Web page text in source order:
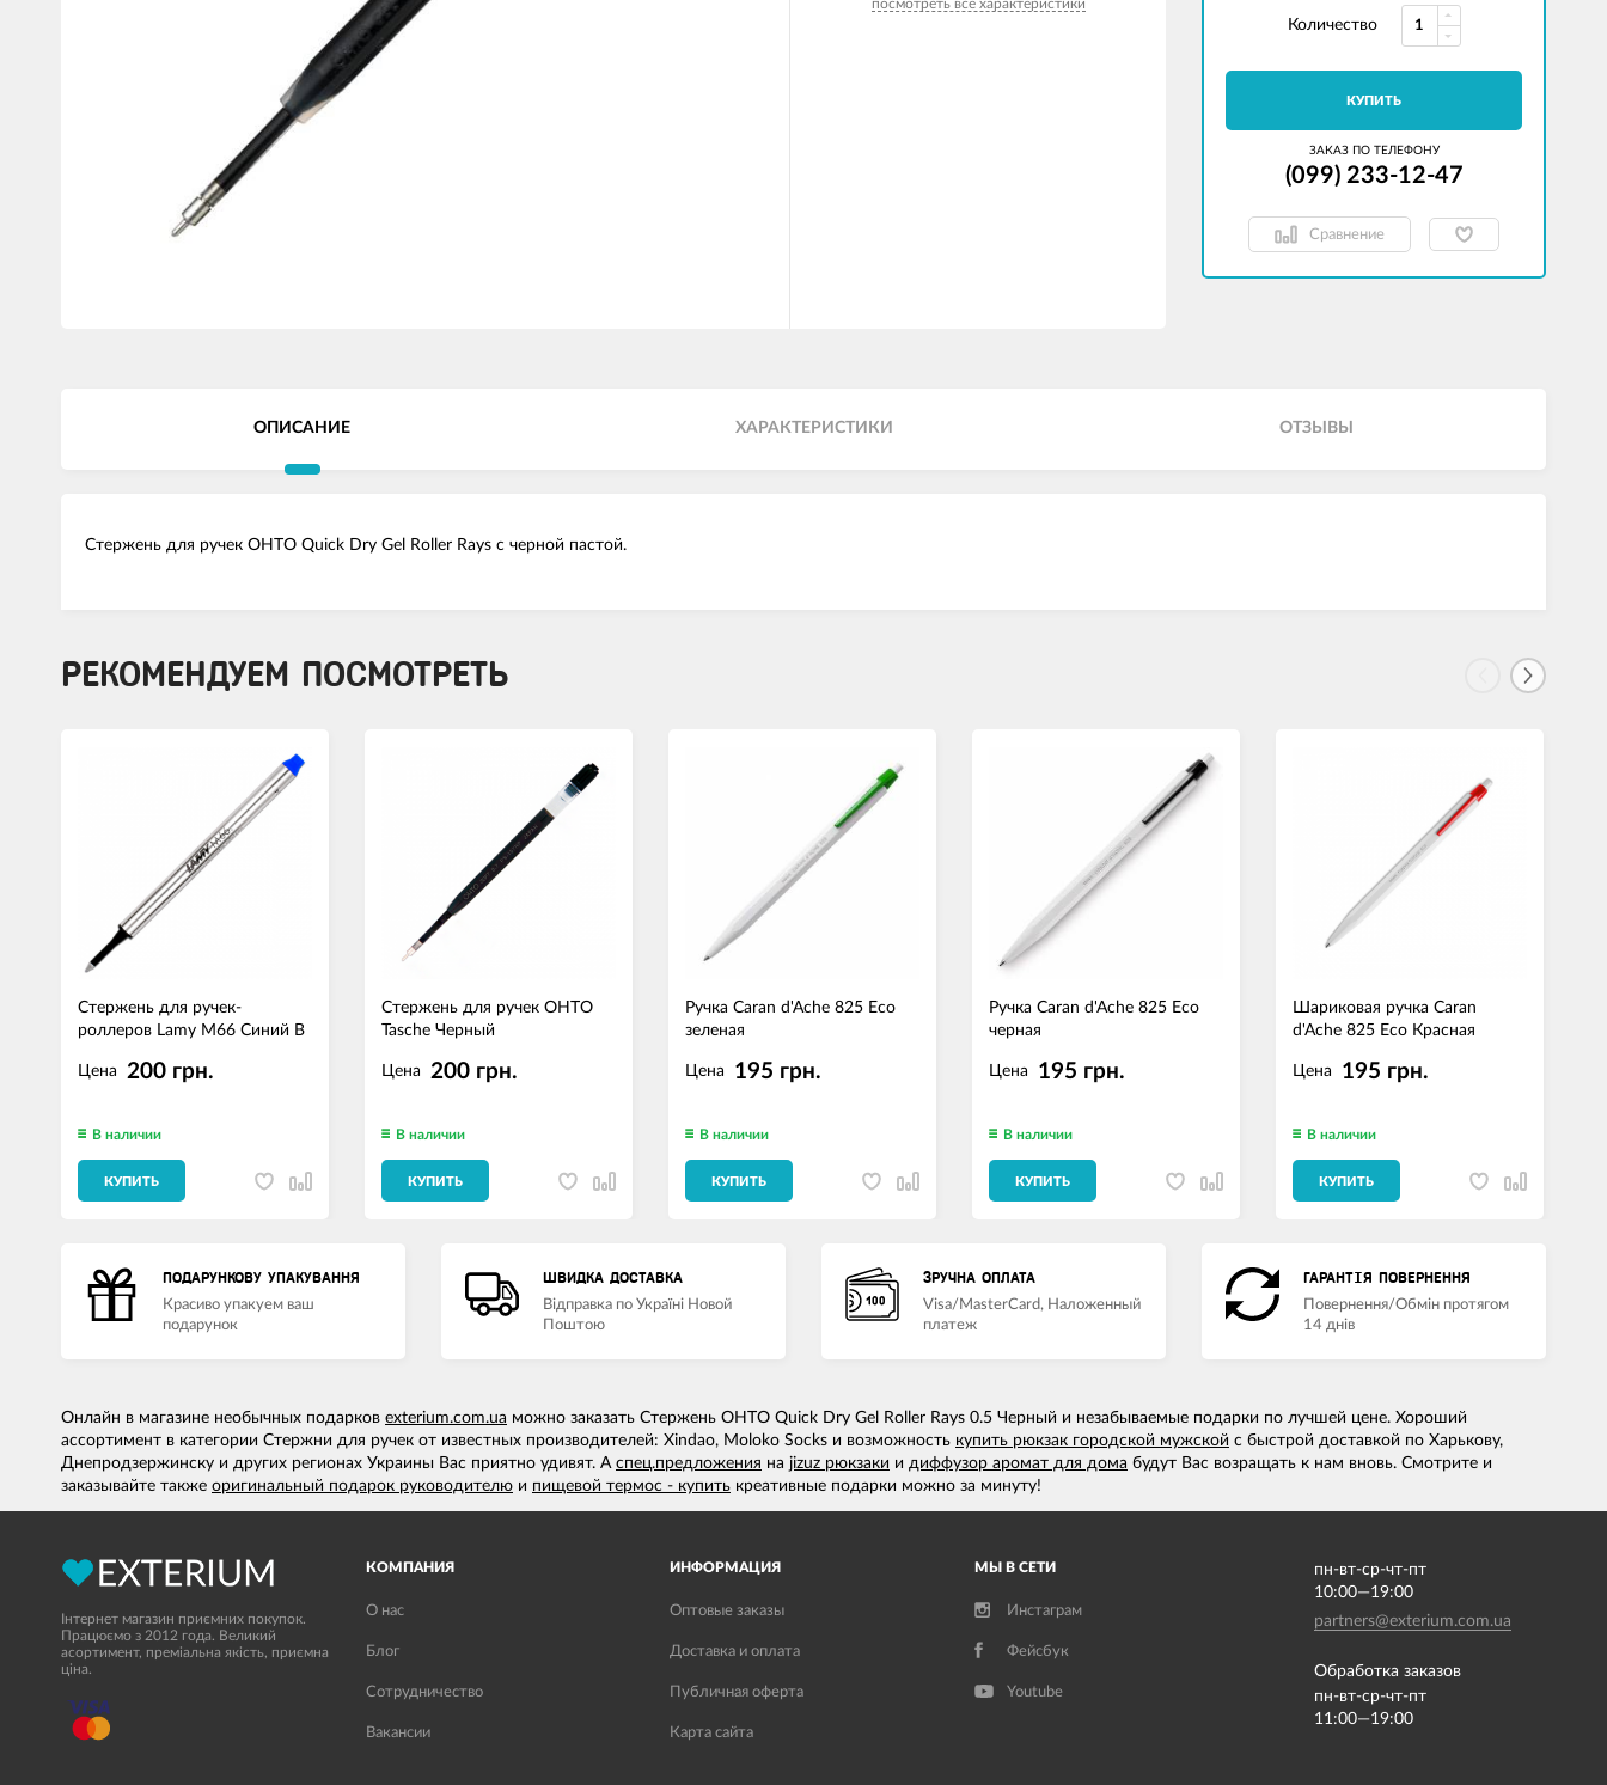
посмотреть все характеристики
Количество
КУПИТЬ
ЗАКАЗ ПО ТЕЛЕФОНУ
(099) 233-12-47
Сравнение
ОПИСАНИЕ ХАРАКТЕРИСТИКИ ОТЗЫВЫ
Стержень для ручек OHTO Quick Dry Gel Roller Rays с черной пастой.
РЕКОМЕНДУЕМ ПОСМОТРЕТЬ
Стержень для ручек-
роллеров Lamy M66 Синий B
Цена 200 грн.
В наличии
КУПИТЬ
Стержень для ручек OHTO
Tasche Черный
Цена 200 грн.
В наличии
КУПИТЬ
Ручка Caran d'Ache 825 Eco
зеленая
Цена 195 грн.
В наличии
КУПИТЬ
Ручка Caran d'Ache 825 Eco
черная
Цена 195 грн.
В наличии
КУПИТЬ
Шариковая ручка Caran
d'Ache 825 Eco Красная
Цена 195 грн.
В наличии
КУПИТЬ
ПОДАРУНКОВУ УПАКУВАННЯ
Красиво упакуем ваш
подарунок
ШВИДКА ДОСТАВКА
Відправка по Україні Новой
Поштою
ЗРУЧНА ОПЛАТА
Visa/MasterCard, Наложенный
платеж
ГАРАНТІЯ ПОВЕРНЕННЯ
Повернення/Обмін протягом
14 днів
Онлайн в магазине необычных подарков exterium.com.ua можно заказать Стержень OHTO Quick Dry Gel Roller Rays 0.5 Черный и незабываемые подарки по лучшей цене. Хороший
ассортимент в категории Стержни для ручек от известных производителей: Xindao, Moloko Socks и возможность купить рюкзак городской мужской с быстрой доставкой по Харькову,
Днепродзержинску и других регионах Украины Вас приятно удивят. А спец.предложения на jizuz рюкзаки и диффузор аромат для дома будут Вас возращать к нам вновь. Смотрите и
заказывайте также оригинальный подарок руководителю и пищевой термос - купить креативные подарки можно за минуту!
Інтернет магазин приємних покупок.
Працюємо з 2012 года. Великий
асортимент, преміальна якість, приємна
ціна.
КОМПАНИЯ
О нас
Блог
Сотрудничество
Вакансии
ИНФОРМАЦИЯ
Оптовые заказы
Доставка и оплата
Публичная оферта
Карта сайта
МЫ В СЕТИ
Инстаграм
Фейсбук
Youtube
пн-вт-ср-чт-пт
10:00—19:00
partners@exterium.com.ua
Обработка заказов
пн-вт-ср-чт-пт
11:00—19:00